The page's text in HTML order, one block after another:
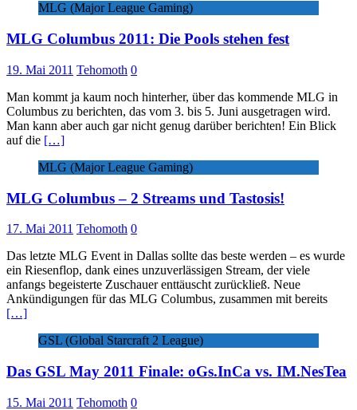
MLG (Major League Gaming)
MLG Columbus 2011: Die Pools stehen fest
19. Mai 2011 Tehomoth 0
Man kommt ja kaum noch hinterher, über das kommende MLG in
Columbus zu berichten, das vom 3. bis 5. Juni ausgetragen wird.
Man kann aber auch gar nicht genug darüber berichten! Ein Blick
auf die […]
MLG (Major League Gaming)
MLG Columbus – 2 Streams und Tastosis!
17. Mai 2011 Tehomoth 0
Das letzte MLG Event in Dallas sollte das beste werden – es wurde
ein Riesenflop, dank eines unzuverlässigen Stream, der viele
anfangs begeisterte Zuschauer enttäuscht zurückließ. Neue
Ankündigungen für das MLG Columbus, zusammen mit bereits
[…]
GSL (Global Starcraft 2 League)
Das GSL May 2011 Finale: oGs.InCa vs. IM.NesTea
15. Mai 2011 Tehomoth 0